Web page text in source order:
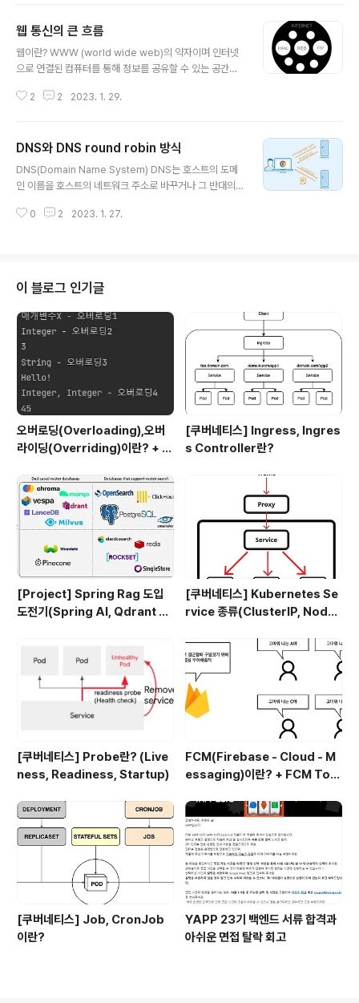
x (Informational) : 요청이 수신되어 처리중이란 뜻 // 거
의 사용하지 않음 2xx (Successful) : 클라이언트의 요청
을 성공적으로 처리 3xx (Redirection) : 요청을 완료하
or) : 클라이언트 오류 5xx (Server Error) : 서버 오류
웹 통신의 큰 흐름
웹이란? WWW (world wide web)의 약자이며 인터넷
으로 연결된 컴퓨터를 통해 정보를 공유할 수 있는 공간을
개념이다. 인터넷 : 인터넷 프로토콜을 사용해 네트워크와
인터넷이 도시라면, 웹은 도시 위에 있는 건물 하나 인터넷
이 도로라면, 웹은 도로 위에 있는 자동차 한대 기본적으로
웹 통신은 HTTP 프로토콜을 사용하여 통신한다. 웹에 연
분한다. 클라이언트 : 사용자가 서버에 접속하기 위해 사용
2 2 2023. 1. 29.
DNS와 DNS round robin 방식
DNS(Domain Name System) DNS는 호스트의 도메
인 이름을 호스트의 네트워크 주소로 바꾸거나 그 반대의
터(또는 네트워크로 연결된 임의의 장치)의 주소를 찾기 위
P/IP의 응용에서, www.google.com 이라는 도메인 이
름을 DNS 서버에게 제공하면, 24.55.67.22 라는 IP 주
소로 변환하고 라우팅 정보를 제공하는 분산형 데이터베이
스 시스템이다. DNS 과정 1. DNS Query DNS 서버에서
도메인 이름에 해당하는 IP 주소를 요청하여 받아..
0 2 2023. 1. 27.
이 블로그 인기글
오버로딩(Overloading),오버
라이딩(Overriding)이란? + 차
[쿠버네티스] Ingress, Ingres
s Controller란?
[Project] Spring Rag 도입
도전기(Spring AI, Qdrant D
[쿠버네티스] Kubernetes Se
rvice 종류(ClusterIP, Node
nalName, Headless Servic
e)
[쿠버네티스] Probe란? (Live
ness, Readiness, Startup)
FCM(Firebase - Cloud - M
essaging)이란? + FCM Tok
[쿠버네티스] Job, CronJob
이란?
YAPP 23기 백엔드 서류 합격과
아쉬운 면접 탈락 회고